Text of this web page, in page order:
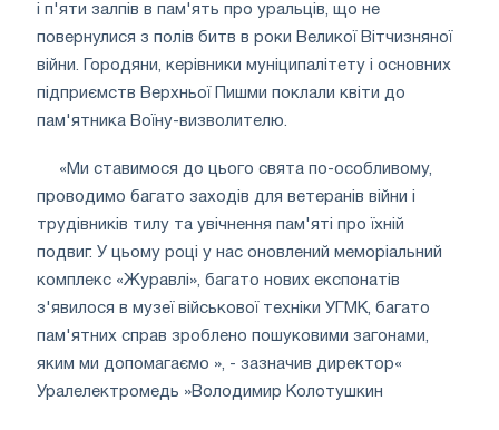
і п'яти залпів в пам'ять про уральців, що не
повернулися з полів битв в роки Великої Вітчизняної
війни. Городяни, керівники муніципалітету і основних
підприємств Верхньої Пишми поклали квіти до
пам'ятника Воїну-визволителю.
«Ми ставимося до цього свята по-особливому,
проводимо багато заходів для ветеранів війни і
трудівників тилу та увічнення пам'яті про їхній
подвиг. У цьому році у нас оновлений меморіальний
комплекс «Журавлі», багато нових експонатів
з'явилося в музеї військової техніки УГМК, багато
пам'ятних справ зроблено пошуковими загонами,
яким ми допомагаємо », - зазначив директор«
Уралелектромедь »Володимир Колотушкин